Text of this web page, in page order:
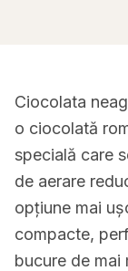
Ciocolata
o ciocolată
specială care
de aerare
opțiune mai
compacte,
bucure de mai